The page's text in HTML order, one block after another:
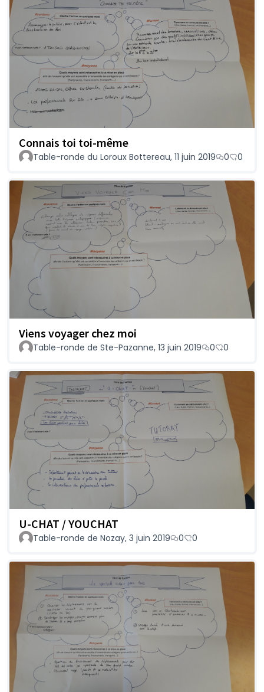
Connais toi toi-même
Table-ronde du Loroux Bottereau, 11 juin 2019 0 0
Viens voyager chez moi
Table-ronde de Ste-Pazanne, 13 juin 2019 0 0
U-CHAT / YOUCHAT
Table-ronde de Nozay, 3 juin 2019 0 0